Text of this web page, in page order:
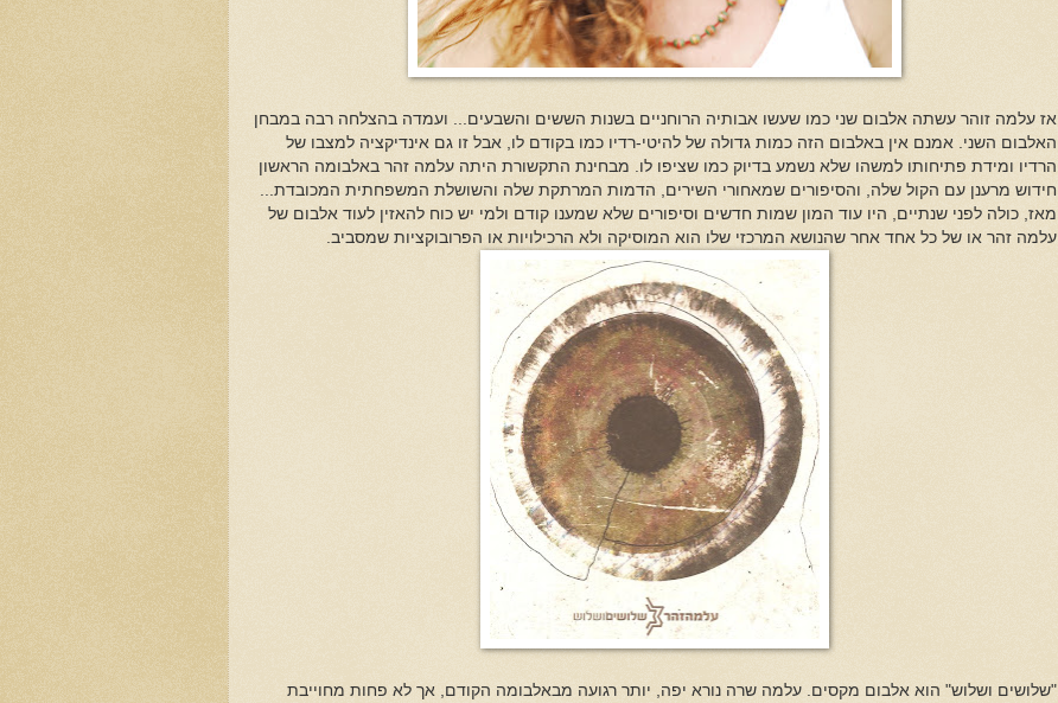
אז עלמה זוהר עשתה אלבום שני כמו שעשו אבותיה הרוחניים בשנות הששים והשבעים... ועמדה בהצלחה רבה במבחן
האלבום השני. אמנם אין באלבום הזה כמות גדולה של להיטי-רדיו כמו בקודם לו, אבל זו גם אינדיקציה למצבו של
הרדיו ומידת פתיחותו למשהו שלא נשמע בדיוק כמו שציפו לו. מבחינת התקשורת היתה עלמה זהר באלבומה הראשון
חידוש מרענן עם הקול שלה, והסיפורים שמאחורי השירים, הדמות המרתקת שלה והשושלת המשפחתית המכובדת...
מאז, כולה לפני שנתיים, היו עוד המון שמות חדשים וסיפורים שלא שמענו קודם ולמי יש כוח להאזין לעוד אלבום של
עלמה זהר או של כל אחד אחר שהנושא המרכזי שלו הוא המוסיקה ולא הרכילויות או הפרובוקציות שמסביב.
"שלושים ושלוש" הוא אלבום מקסים. עלמה שרה נורא יפה , יותר רגועה מבאלבומה הקודם, אך לא פחות מחוייבת